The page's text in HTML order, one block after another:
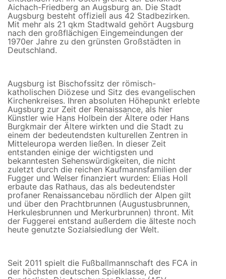
Aichach-Friedberg an Augsburg an. Die Stadt
Augsburg besteht offiziell aus 42 Stadbezirken.
Mit mehr als 21 qkm Stadtwald gehört Augsburg
nach den großflächigen Eingemeindungen der
1970er Jahre zu den grünsten Großstädten in
Deutschland.
Augsburg ist Bischofssitz der römisch-
katholischen Diözese und Sitz des evangelischen
Kirchenkreises. Ihren absoluten Höhepunkt erlebte
Augsburg zur Zeit der Renaissance, als hier
Künstler wie Hans Holbein der Ältere oder Hans
Burgkmair der Ältere wirkten und die Stadt zu
einem der bedeutendsten kulturellen Zentren in
Mitteleuropa werden ließen. In dieser Zeit
entstanden einige der wichtigsten und
bekanntesten Sehenswürdigkeiten, die nicht
zuletzt durch die reichen Kaufmannsfamilien der
Fugger und Welser finanziert wurden: Elias Holl
erbaute das Rathaus, das als bedeutendster
profaner Renaissancebau nördlich der Alpen gilt
und über den Prachtbrunnen (Augustusbrunnen,
Herkulesbrunnen und Merkurbrunnen) thront. Mit
der Fuggerei entstand außerdem die älteste noch
heute genutzte Sozialsiedlung der Welt.
Seit 2011 spielt die Fußballmannschaft des FCA in
der höchsten deutschen Spielklasse, der